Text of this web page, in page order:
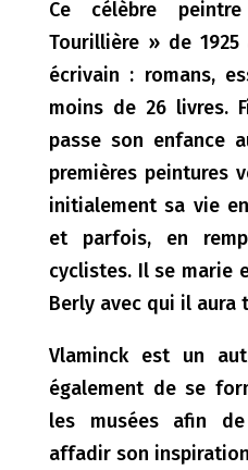
Ce célèbre
Tourillière » de
écrivain : romans,
moins de 26 livres.
passe son enfance
premières peintures
initialement sa vie
et parfois, en
cyclistes. Il se marie
Berly avec qui il aura
Vlaminck est un
également de se
les musées afin
affadir son